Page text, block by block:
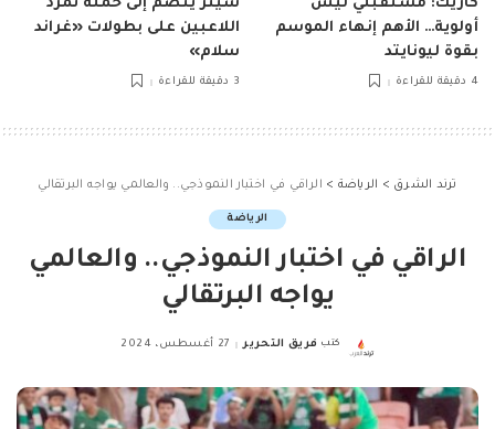
كاريك: مستقبلي ليس
أولوية… الأهم إنهاء الموسم
بقوة ليونايتد
4 دقيقة للقراءة
سينر ينضم إلى حملة تمرد
اللاعبين على بطولات «غراند
سلام»
3 دقيقة للقراءة
ترند الشرق > الرياضة > الراقي في اختبار النموذجي.. والعالمي يواجه البرتقالي
الرياضة
الراقي في اختبار النموذجي.. والعالمي
يواجه البرتقالي
Posted
كتب فريق التحرير 27 أغسطس، 2024